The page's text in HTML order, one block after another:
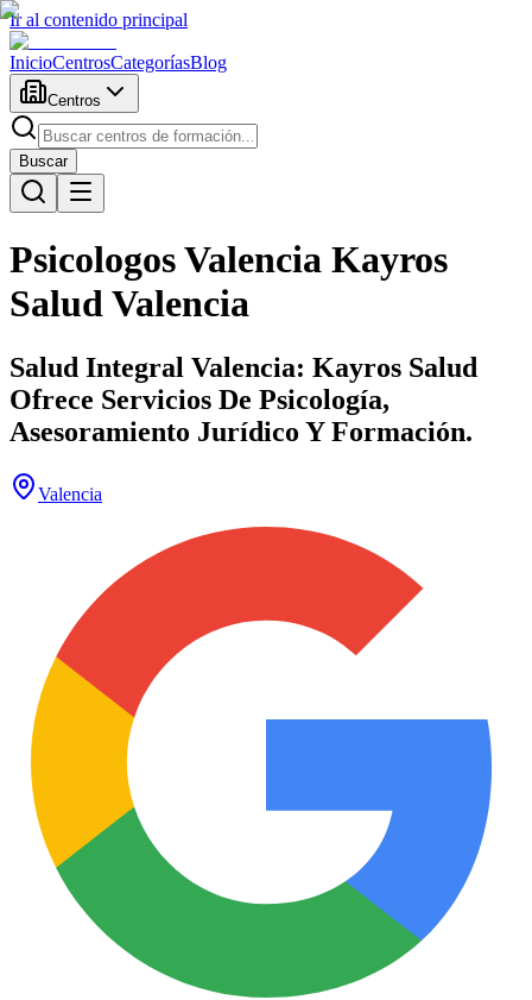
Ir al contenido principal
InicioCentrosCategoríasBlog
Centros
Buscar
Psicologos Valencia Kayros
Salud Valencia
Salud Integral Valencia: Kayros Salud
Ofrece Servicios De Psicología,
Asesoramiento Jurídico Y Formación.
Valencia